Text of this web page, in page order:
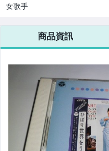
女歌手
商品資訊